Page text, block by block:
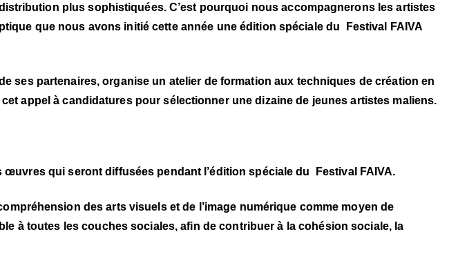
plus sophistiquées. C’est pourquoi nous accompagnerons les artistes
que nous avons initié cette année une édition spéciale du Festival FAIVA
ses partenaires, organise un atelier de formation aux techniques de création en
appel à candidatures pour sélectionner une dizaine de jeunes artistes maliens.
qui seront diffusées pendant l’édition spéciale du Festival FAIVA.
des arts visuels et de l’image numérique comme moyen de
à toutes les couches sociales, afin de contribuer à la cohésion sociale, la